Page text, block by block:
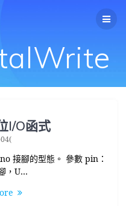
I/O函式
接腳的型態。 參數 pin：
，U…